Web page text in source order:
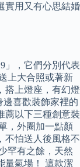
實用又有心思結婚
」，它們分別代表
上大合照或著新
搭上燈座，有幻燈
邊喜歡裝飾家裡的
薦以下三種創意裝
，外圈加一點顏
不怕送人後風格不
罕有之餘，天然
量氣場！ 這款潔